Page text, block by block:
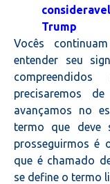
Trump
Vocês
entender seu
precisaremos
avançamos no
termo que deve
prosseguirmos é
que é chamado
se define o termo